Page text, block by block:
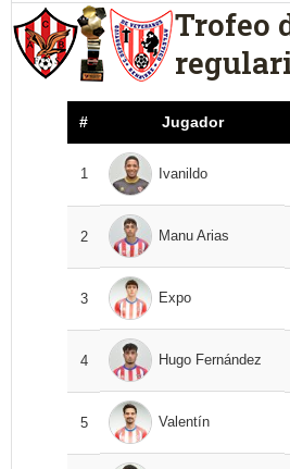
Trofeo
# Jugador
1 Ivanildo
2 Manu Arias
3 Expo
4 Hugo Fernández
5 Valentín